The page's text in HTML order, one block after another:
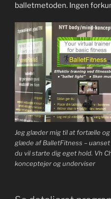
balletmetoden. Ingen
Jeg glæder mig til at fortælle
glæde af BalletFitness –
du vil starte dig eget hold. Vh
konceptejer og underviser